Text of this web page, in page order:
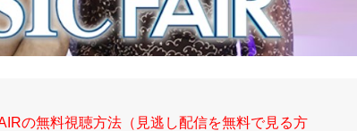
の無料視聴方法（見逃し配信を無料で見る方